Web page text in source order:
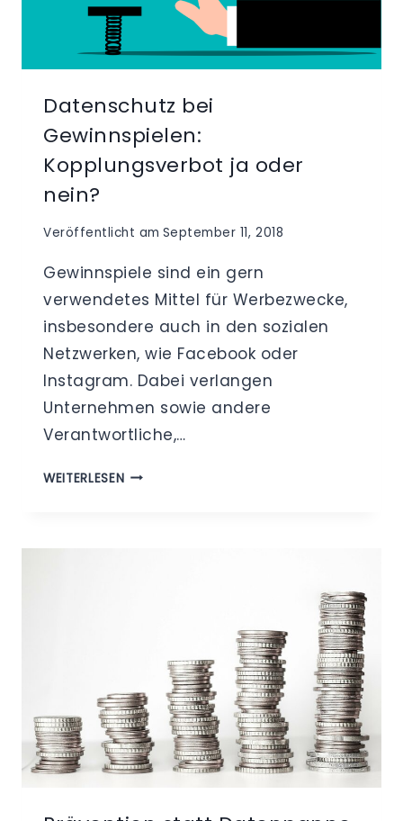
Datenschutz bei
Gewinnspielen:
Kopplungsverbot ja oder
nein?
Veröffentlicht am September 11, 2018
Gewinnspiele sind ein gern
verwendetes Mittel für Werbezwecke,
insbesondere auch in den sozialen
Netzwerken, wie Facebook oder
Instagram. Dabei verlangen
Unternehmen sowie andere
Verantwortliche,…
WEITERLESENDATENSCHUTZ